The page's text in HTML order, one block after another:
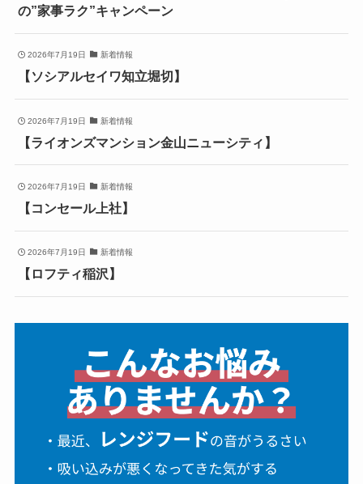
の”家事ラク”キャンペーン
2026年7月19日 新着情報
【ソシアルセイワ知立堀切】
2026年7月19日 新着情報
【ライオンズマンション金山ニューシティ】
2026年7月19日 新着情報
【コンセール上社】
2026年7月19日 新着情報
【ロフティ稲沢】